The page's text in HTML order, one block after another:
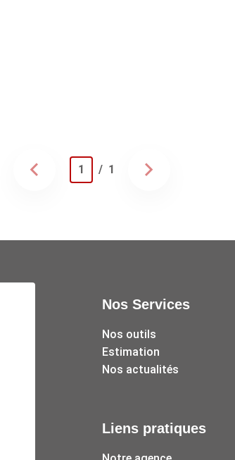
1 / 1
Nos Services
Nos outils
Estimation
Nos actualités
Liens pratiques